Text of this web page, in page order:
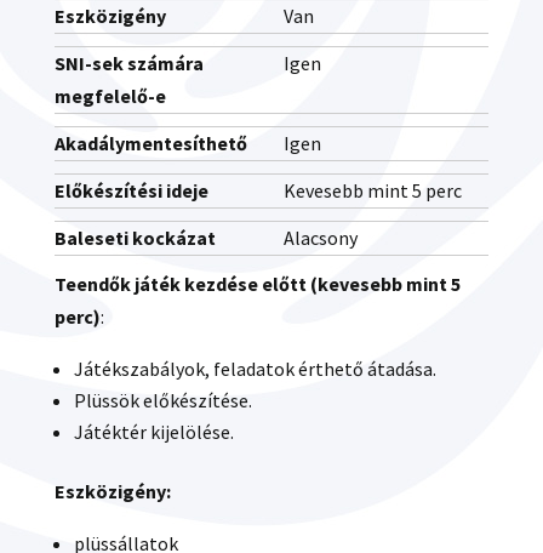
Eszközigény
Van
SNI-sek számára
megfelelő-e
Igen
Akadálymentesíthető
Igen
Előkészítési ideje
Kevesebb mint 5 perc
Baleseti kockázat
Alacsony
Teendők játék kezdése előtt (kevesebb mint 5
perc):
Játékszabályok, feladatok érthető átadása.
Plüssök előkészítése.
Játéktér kijelölése.
Eszközigény:
plüssállatok